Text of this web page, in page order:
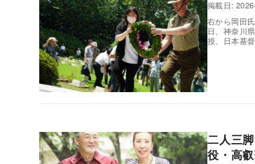
,
掲載日:
右から岡田
日、神奈川
授、日本基
二人三
役・高